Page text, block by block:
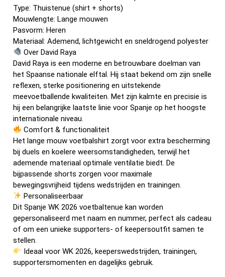
Type: Thuistenue (shirt + shorts)
Mouwlengte: Lange mouwen
Pasvorm: Heren
Materiaal: Ademend, lichtgewicht en sneldrogend polyester
Over David Raya
David Raya is een moderne en betrouwbare doelman van
het Spaanse nationale elftal. Hij staat bekend om zijn snelle
reflexen, sterke positionering en uitstekende
meevoetballende kwaliteiten. Met zijn kalmte en precisie is
hij een belangrijke laatste linie voor Spanje op het hoogste
internationale niveau.
Comfort & functionaliteit
Het lange mouw voetbalshirt zorgt voor extra bescherming
bij duels en koelere weersomstandigheden, terwijl het
ademende materiaal optimale ventilatie biedt. De
bijpassende shorts zorgen voor maximale
bewegingsvrijheid tijdens wedstrijden en trainingen.
Personaliseerbaar
Dit Spanje WK 2026 voetbaltenue kan worden
gepersonaliseerd met naam en nummer, perfect als cadeau
of om een unieke supporters- of keepersoutfit samen te
stellen.
Ideaal voor WK 2026, keeperswedstrijden, trainingen,
supportersmomenten en dagelijks gebruik.